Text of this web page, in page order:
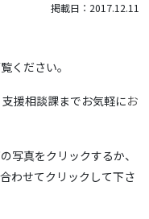
掲載日：2017.12.11
ください。
援相談課までお気軽にお
写真をクリックするか、
わせてクリックして下さ